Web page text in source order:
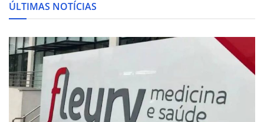
ÚLTIMAS NOTÍCIAS